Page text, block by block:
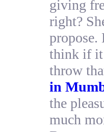
giving
right?
propose.
think if it
throw
in
the
much